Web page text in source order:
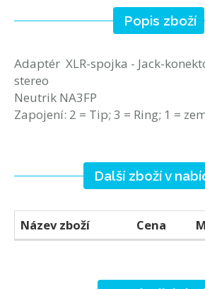
Popis zboží
Adaptér XLR-spojka - Jack-
stereo
Neutrik NA3FP
Zapojení: 2 = Tip; 3 = Ring; 1 =
Další zboží v
Název zboží Cena